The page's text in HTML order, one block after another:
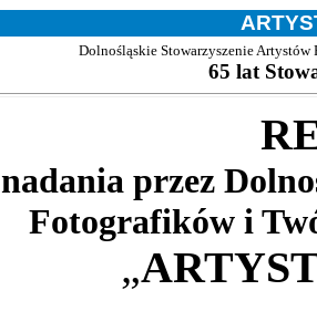
Dolnośląskie Stowarzyszenie
65 lat
nadania przez
Fotografików i
„